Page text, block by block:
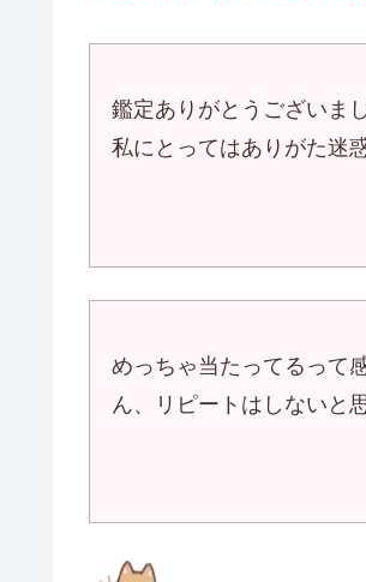
鑑定ありがとうございま
私にとってはありがた迷
めっちゃ当たってるって
ん、リピートはしないと